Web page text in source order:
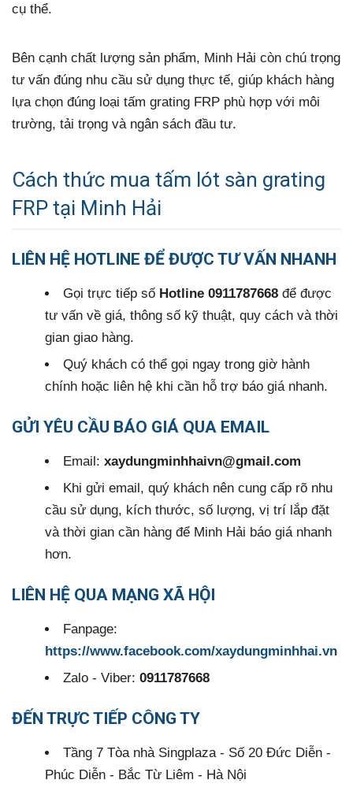
cụ thể.
Bên cạnh chất lượng sản phẩm, Minh Hải còn chú trọng
tư vấn đúng nhu cầu sử dụng thực tế, giúp khách hàng
lựa chọn đúng loại tấm grating FRP phù hợp với môi
trường, tải trọng và ngân sách đầu tư.
Cách thức mua tấm lót sàn grating
FRP tại Minh Hải
LIÊN HỆ HOTLINE ĐỂ ĐƯỢC TƯ VẤN NHANH
Gọi trực tiếp số Hotline 0911787668 để được
tư vấn về giá, thông số kỹ thuật, quy cách và thời
gian giao hàng.
Quý khách có thể gọi ngay trong giờ hành
chính hoặc liên hệ khi cần hỗ trợ báo giá nhanh.
GỬI YÊU CẦU BÁO GIÁ QUA EMAIL
Email: xaydungminhhaivn@gmail.com
Khi gửi email, quý khách nên cung cấp rõ nhu
cầu sử dụng, kích thước, số lượng, vị trí lắp đặt
và thời gian cần hàng để Minh Hải báo giá nhanh
hơn.
LIÊN HỆ QUA MẠNG XÃ HỘI
Fanpage:
https://www.facebook.com/xaydungminhhai.vn
Zalo - Viber: 0911787668
ĐẾN TRỰC TIẾP CÔNG TY
Tầng 7 Tòa nhà Singplaza - Số 20 Đức Diễn -
Phúc Diễn - Bắc Từ Liêm - Hà Nội